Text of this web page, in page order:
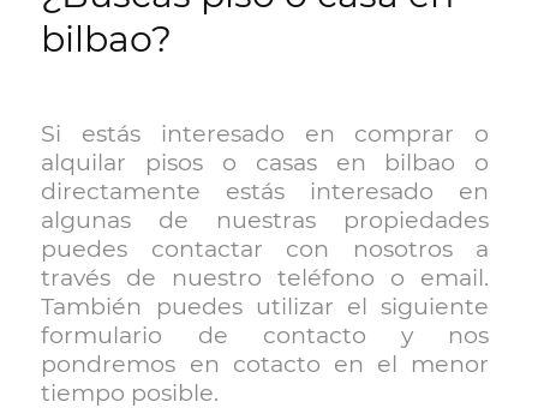
BLOG
bilbao?
Si estás interesado en comprar o
alquilar pisos o casas en bilbao o
directamente estás interesado en
algunas de nuestras propiedades
puedes contactar con nosotros a
través de nuestro teléfono o email.
También puedes utilizar el siguiente
formulario de contacto y nos
pondremos en cotacto en el menor
tiempo posible.